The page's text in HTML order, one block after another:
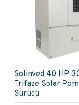
Solinved 40 HP
Trifaze Solar
Sürücü